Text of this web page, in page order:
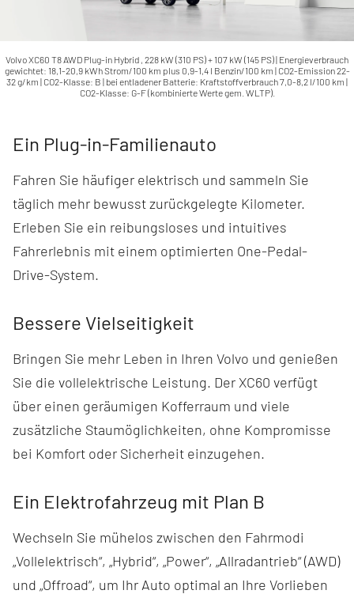
Volvo XC60 T8 AWD Plug-in Hybrid , 228 kW (310 PS) + 107 kW (145 PS) | Energieverbrauch
gewichtet: 18,1-20,9 kWh Strom/100 km plus 0,9-1,4 l Benzin/100 km | CO2-Emission 22-
32 g/km | CO2-Klasse: B | bei entladener Batterie: Kraftstoffverbrauch 7,0-8,2 l/100 km |
CO2-Klasse: G-F (kombinierte Werte gem. WLTP).
Ein Plug-in-Familienauto
Fahren Sie häufiger elektrisch und sammeln Sie
täglich mehr bewusst zurückgelegte Kilometer.
Erleben Sie ein reibungsloses und intuitives
Fahrerlebnis mit einem optimierten One-Pedal-
Drive-System.
Bessere Vielseitigkeit
Bringen Sie mehr Leben in Ihren Volvo und genießen
Sie die vollelektrische Leistung. Der XC60 verfügt
über einen geräumigen Kofferraum und viele
zusätzliche Staumöglichkeiten, ohne Kompromisse
bei Komfort oder Sicherheit einzugehen.
Ein Elektrofahrzeug mit Plan B
Wechseln Sie mühelos zwischen den Fahrmodi
„Vollelektrisch“, „Hybrid“, „Power“, „Allradantrieb“ (AWD)
und „Offroad“, um Ihr Auto optimal an Ihre Vorlieben